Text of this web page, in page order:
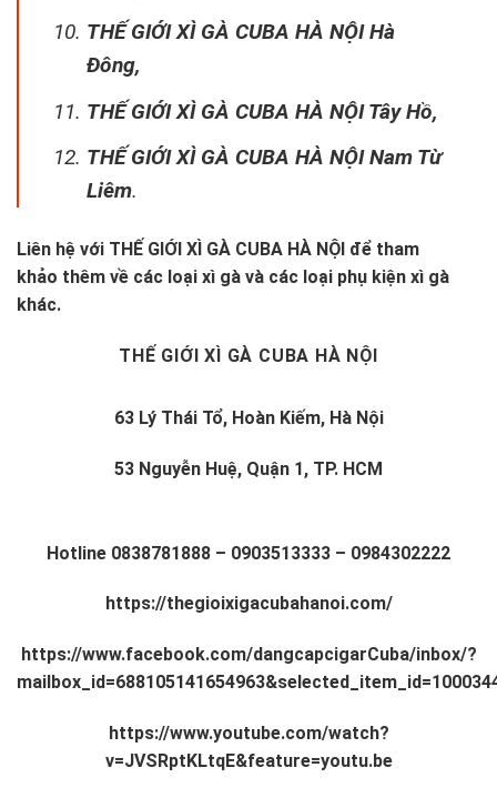
THẾ GIỚI XÌ GÀ CUBA HÀ NỘI Hà
Đông,
THẾ GIỚI XÌ GÀ CUBA HÀ NỘI Tây Hồ,
THẾ GIỚI XÌ GÀ CUBA HÀ NỘI Nam Từ
Liêm.
Liên hệ với THẾ GIỚI XÌ GÀ CUBA HÀ NỘI để tham
khảo thêm về các loại xì gà và các loại phụ kiện xì gà
khác.
THẾ GIỚI XÌ GÀ CUBA HÀ NỘI
63 Lý Thái Tổ, Hoàn Kiếm, Hà Nội
53 Nguyễn Huệ, Quận 1, TP. HCM
Hotline 0838781888 – 0903513333 – 0984302222
https://thegioixigacubahanoi.com/
https://www.facebook.com/dangcapcigarCuba/inbox/?
https://www.youtube.com/watch?
v=JVSRptKLtqE&feature=youtu.be